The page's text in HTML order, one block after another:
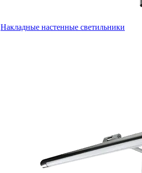
Накладные настенные светильники